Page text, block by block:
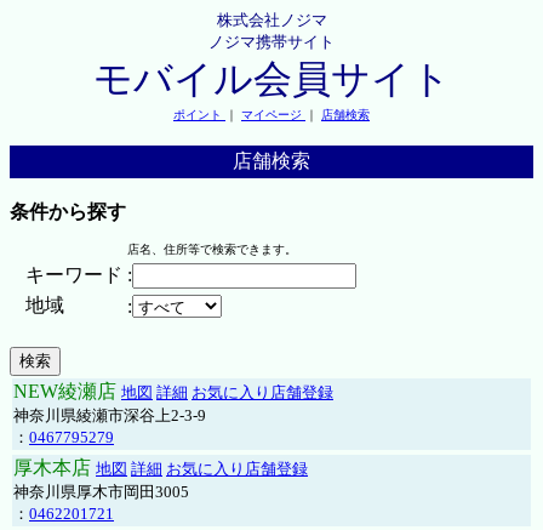
株式会社ノジマ
ノジマ携帯サイト
モバイル会員サイト
ポイント ｜ マイページ ｜ 店舗検索
店舗検索
条件から探す
店名、住所等で検索できます。
キーワード :
地域
:
NEW綾瀬店 地図 詳細 お気に入り店舗登録
神奈川県綾瀬市深谷上2-3-9
： 0467795279
厚木本店 地図 詳細 お気に入り店舗登録
神奈川県厚木市岡田3005
： 0462201721